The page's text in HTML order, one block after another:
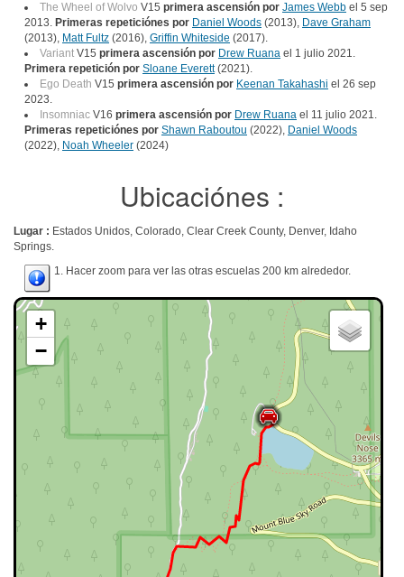
The Wheel of Wolvo V15 primera ascensión por James Webb el 5 sep
2013. Primeras repeticiónes por Daniel Woods (2013), Dave Graham
(2013), Matt Fultz (2016), Griffin Whiteside (2017).
Variant V15 primera ascensión por Drew Ruana el 1 julio 2021.
Primera repetición por Sloane Everett(2021).
Ego Death V15 primera ascensión por Keenan Takahashi el 26 sep
2023.
Insomniac V16 primera ascensión por Drew Ruana el 11 julio 2021.
Primeras repeticiónes por Shawn Raboutou (2022), Daniel Woods
(2022), Noah Wheeler (2024)
Ubicaciónes :
Lugar : Estados Unidos, Colorado, Clear Creek County, Denver, Idaho
Springs.
1. Hacer zoom para ver las otras escuelas 200 km alrededor.
+
−